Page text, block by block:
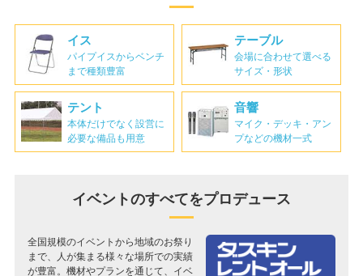
イス
パイプイスからベンチ
まで種類豊富
テーブル
会場に合わせて選べる
サイズ・形状
テント
本体だけでなく設営に
必要な備品も用意
音響
マイク・デッキ・アン
プなどの機材一式
イベントのすべてをプロデュース
全国規模のイベントから地域のお祭り
まで、人が集まる様々な場所での実績
が豊富。機材やプランを通じて、イベ